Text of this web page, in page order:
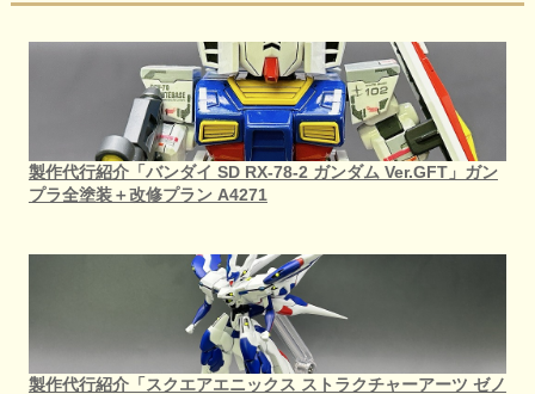
製作代行紹介「バンダイ SD RX-78-2 ガンダム Ver.GFT」ガン
プラ全塗装＋改修プラン A4271
製作代行紹介「スクエアエニックス ストラクチャーアーツ ゼノ